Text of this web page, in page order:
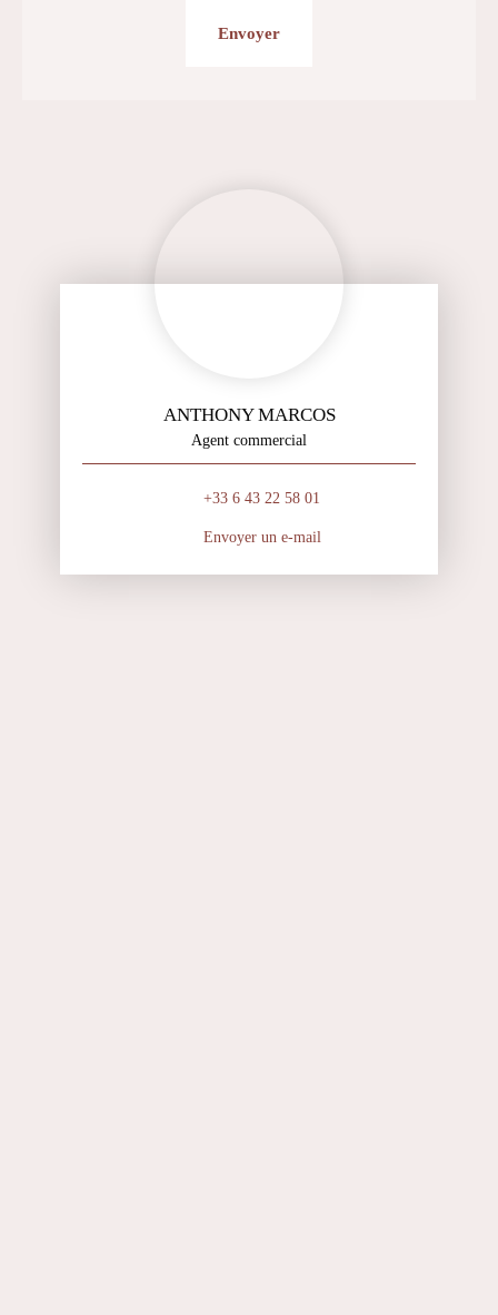
Envoyer
ANTHONY MARCOS
Agent commercial
+33 6 43 22 58 01
Envoyer un e-mail